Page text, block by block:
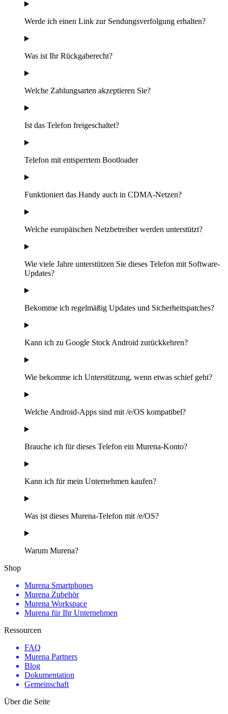
Werde ich einen Link zur Sendungsverfolgung erhalten?
Was ist Ihr Rückgaberecht?
Welche Zahlungsarten akzeptieren Sie?
Ist das Telefon freigeschaltet?
Telefon mit entsperrtem Bootloader
Funktioniert das Handy auch in CDMA-Netzen?
Welche europäischen Netzbetreiber werden unterstützt?
Wie viele Jahre unterstützen Sie dieses Telefon mit Software-
Updates?
Bekomme ich regelmäßig Updates und Sicherheitspatches?
Kann ich zu Google Stock Android zurückkehren?
Wie bekomme ich Unterstützung, wenn etwas schief geht?
Welche Android-Apps sind mit /e/OS kompatibel?
Brauche ich für dieses Telefon ein Murena-Konto?
Kann ich für mein Unternehmen kaufen?
Was ist dieses Murena-Telefon mit /e/OS?
Warum Murena?
Shop
Murena Smartphones
Murena Zubehör
Murena Workspace
Murena für Ihr Unternehmen
Ressourcen
FAQ
Murena Partners
Blog
Dokumentation
Gemeinschaft
Über die Seite